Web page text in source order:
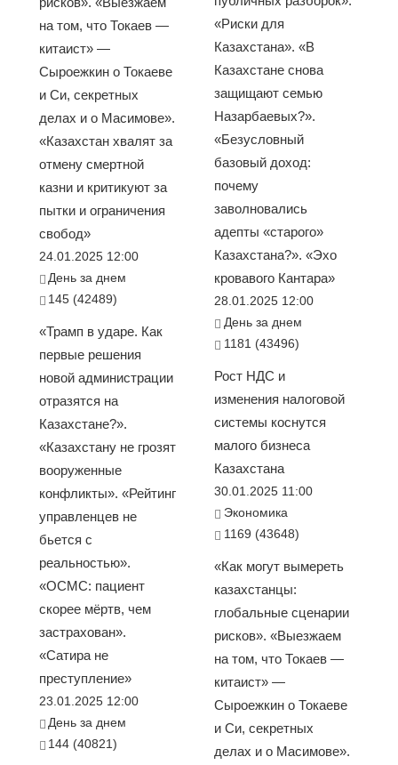
на том, что Токаев —
китаист» —
Сыроежкин о Токаеве
и Си, секретных
делах и о Масимове».
«Казахстан хвалят за
отмену смертной
казни и критикуют за
пытки и ограничения
свобод»
24.01.2025 12:00
День за днем
145 (42489)
«Трамп в ударе. Как
первые решения
новой администрации
отразятся на
Казахстане?».
«Казахстану не грозят
вооруженные
конфликты». «Рейтинг
управленцев не
бьется с
реальностью».
«ОСМС: пациент
скорее мёртв, чем
застрахован».
«Сатира не
преступление»
23.01.2025 12:00
День за днем
144 (40821)
«Риски для
Казахстана». «В
Казахстане снова
защищают семью
Назарбаевых?».
«Безусловный
базовый доход:
почему
заволновались
адепты «старого»
Казахстана?». «Эхо
кровавого Кантара»
28.01.2025 12:00
День за днем
1181 (43496)
Рост НДС и
изменения налоговой
системы коснутся
малого бизнеса
Казахстана
30.01.2025 11:00
Экономика
1169 (43648)
«Как могут вымереть
казахстанцы:
глобальные сценарии
рисков». «Выезжаем
на том, что Токаев —
китаист» —
Сыроежкин о Токаеве
и Си, секретных
делах и о Масимове».